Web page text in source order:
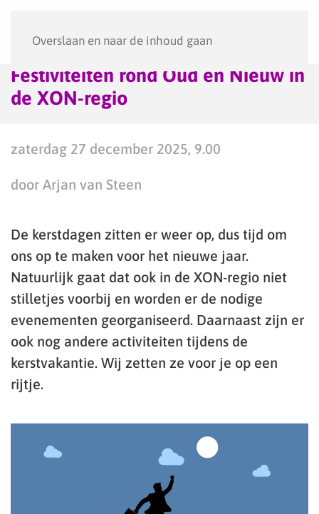
Overslaan en naar de inhoud gaan
Festiviteiten rond Oud en Nieuw in
de XON-regio
zaterdag 27 december 2025, 9.00
door Arjan van Steen
De kerstdagen zitten er weer op, dus tijd om
ons op te maken voor het nieuwe jaar.
Natuurlijk gaat dat ook in de XON-regio niet
stilletjes voorbij en worden er de nodige
evenementen georganiseerd. Daarnaast zijn er
ook nog andere activiteiten tijdens de
kerstvakantie. Wij zetten ze voor je op een
rijtje.